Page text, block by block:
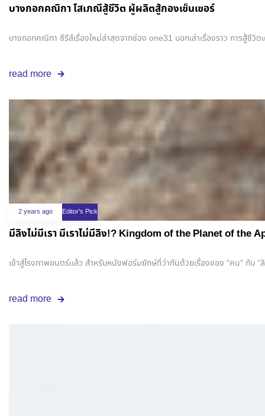
บางกอกคณิกา โสเภณีสู้ชีวิต ผู้ผลิตสู้กองเซ็นเซอร์
บางกอกคณิกา ซีรีส์เรื่องใหม่ล่าสุดจากช่อง one31 บอกเล่าเรื่องราว การสู้ชี
read more
2 years ago Editor's Pick
มีลิงไม่มีเรา มีเราไม่มีลิง!? Kingdom of the Planet of the
เข้าสู่โรงภาพยนตร์แล้ว สำหรับหนังฟอร์มยักษ์ที่ว่ากันด้วยเรื่องของ “คน” กับ
read more